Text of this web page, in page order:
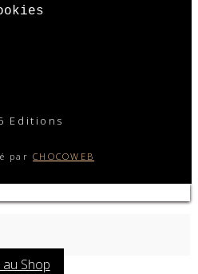
Editions
parCHOCOWEB
Shop